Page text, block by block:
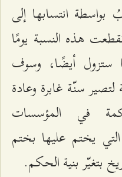
انتسابها إلى
هذه النسبة يومًا
ستزول أيضًا، وسوف
لتصير سنّة غابرة وعادة
في المؤسسات
التي يختم عليها بختم
بتغيّر بنية الحكم.